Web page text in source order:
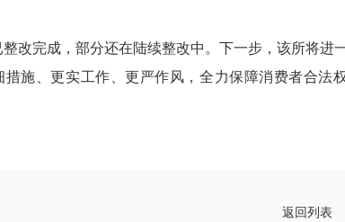
完成，部分还在陆续整改中。下一步，该所将进
施、更实工作、更严作风，全力保障消费者合法权
返回列表